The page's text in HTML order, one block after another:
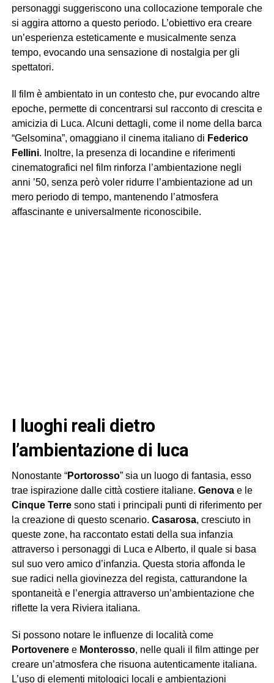
personaggi suggeriscono una collocazione temporale che
si aggira attorno a questo periodo. L’obiettivo era creare
un’esperienza esteticamente e musicalmente senza
tempo, evocando una sensazione di nostalgia per gli
spettatori.
Il film è ambientato in un contesto che, pur evocando altre
epoche, permette di concentrarsi sul racconto di crescita e
amicizia di Luca. Alcuni dettagli, come il nome della barca
“Gelsomina”, omaggiano il cinema italiano di Federico
Fellini. Inoltre, la presenza di locandine e riferimenti
cinematografici nel film rinforza l’ambientazione negli
anni ’50, senza però voler ridurre l’ambientazione ad un
mero periodo di tempo, mantenendo l’atmosfera
affascinante e universalmente riconoscibile.
i luoghi reali dietro
l’ambientazione di luca
Nonostante “Portorosso” sia un luogo di fantasia, esso
trae ispirazione dalle città costiere italiane. Genovae le
Cinque Terresono stati i principali punti di riferimento per
la creazione di questo scenario. Casarosa, cresciuto in
queste zone, ha raccontato estati della sua infanzia
attraverso i personaggi di Luca e Alberto, il quale si basa
sul suo vero amico d’infanzia. Questa storia affonda le
sue radici nella giovinezza del regista, catturandone la
spontaneità e l’energia attraverso un’ambientazione che
riflette la vera Riviera italiana.
Si possono notare le influenze di località come
Portoveneree Monterosso, nelle quali il film attinge per
creare un’atmosfera che risuona autenticamente italiana.
L’uso di elementi mitologici locali e ambientazioni